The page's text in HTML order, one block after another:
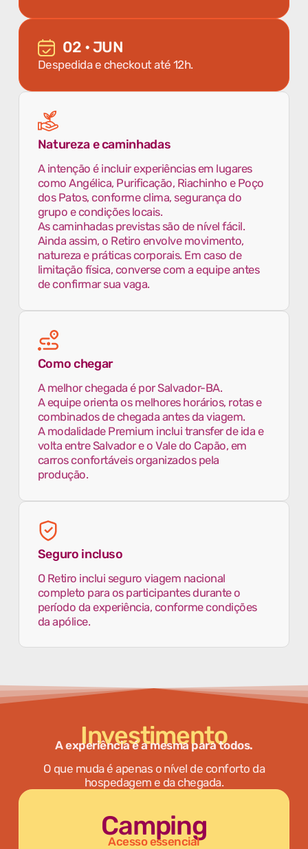
02 • JUN
Despedida e checkout até 12h.
Natureza e caminhadas
A intenção é incluir experiências em lugares
como Angélica, Purificação, Riachinho e Poço
dos Patos, conforme clima, segurança do
grupo e condições locais.
As caminhadas previstas são de nível fácil.
Ainda assim, o Retiro envolve movimento,
natureza e práticas corporais. Em caso de
limitação física, converse com a equipe antes
de confirmar sua vaga.
Como chegar
A melhor chegada é por Salvador-BA.
A equipe orienta os melhores horários, rotas e
combinados de chegada antes da viagem.
A modalidade Premium inclui transfer de ida e
volta entre Salvador e o Vale do Capão, em
carros confortáveis organizados pela
produção.
Seguro incluso
O Retiro inclui seguro viagem nacional
completo para os participantes durante o
período da experiência, conforme condições
da apólice.
Investimento
A experiência é a mesma para todos.
O que muda é apenas o nível de conforto da
hospedagem e da chegada.
Camping
Acesso essencial